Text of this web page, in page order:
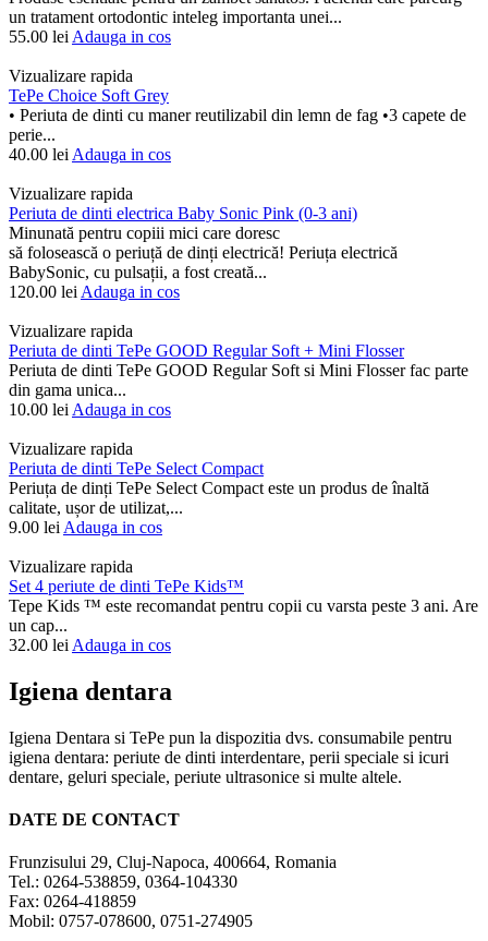
un tratament ortodontic inteleg importanta unei...
55.00 lei Adauga in cos
Vizualizare rapida
TePe Choice Soft Grey
• Periuta de dinti cu maner reutilizabil din lemn de fag •3 capete de
perie...
40.00 lei Adauga in cos
Vizualizare rapida
Periuta de dinti electrica Baby Sonic Pink (0-3 ani)
Minunată pentru copiii mici care doresc
să folosească o periuță de dinți electrică! Periuța electrică
BabySonic, cu pulsații, a fost creată...
120.00 lei Adauga in cos
Vizualizare rapida
Periuta de dinti TePe GOOD Regular Soft + Mini Flosser
Periuta de dinti TePe GOOD Regular Soft si Mini Flosser fac parte
din gama unica...
10.00 lei Adauga in cos
Vizualizare rapida
Periuta de dinti TePe Select Compact
Periuța de dinți TePe Select Compact este un produs de înaltă
calitate, ușor de utilizat,...
9.00 lei Adauga in cos
Vizualizare rapida
Set 4 periute de dinti TePe Kids™
Tepe Kids ™ este recomandat pentru copii cu varsta peste 3 ani. Are
un cap...
32.00 lei Adauga in cos
Igiena dentara
Igiena Dentara si TePe pun la dispozitia dvs. consumabile pentru
igiena dentara: periute de dinti interdentare, perii speciale si icuri
dentare, geluri speciale, periute ultrasonice si multe altele.
DATE DE CONTACT
Frunzisului 29, Cluj-Napoca, 400664, Romania
Tel.: 0264-538859, 0364-104330
Fax: 0264-418859
Mobil: 0757-078600, 0751-274905